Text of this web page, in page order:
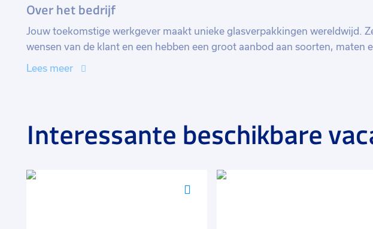
Over het bedrijf
Jouw toekomstige werkgever maakt unieke glasverpakkingen wereldwijd.
wensen van de klant en een hebben een groot aanbod aan soorten, maten
nieuwe werkgever heeft oog voor jou. Ze vinden het dan ook belangrijk dat
Lees meer
Interessante beschikbare